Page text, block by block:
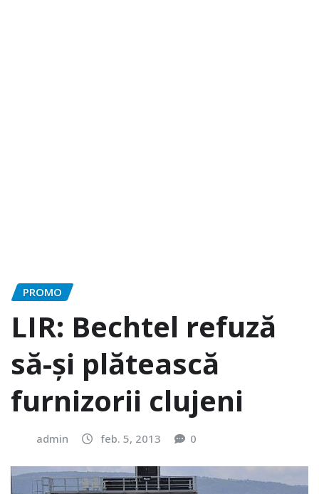
PROMO
LIR: Bechtel refuză
să-şi plătească
furnizorii clujeni
admin feb. 5, 2013 0